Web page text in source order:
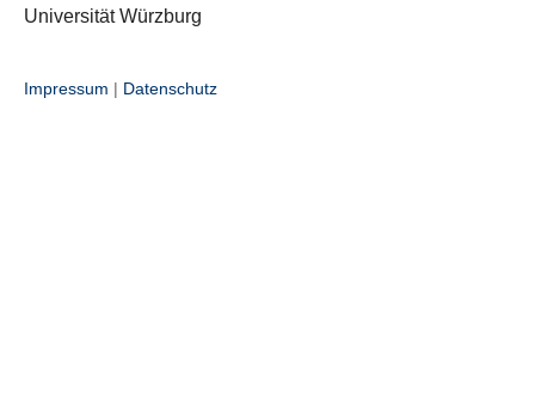
Universität Würzburg
Impressum | Datenschutz